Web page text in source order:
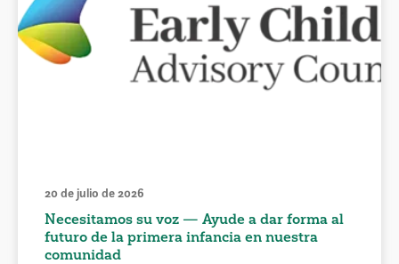
20 de julio de 2026
Necesitamos su voz — Ayude a dar forma al
futuro de la primera infancia en nuestra
comunidad